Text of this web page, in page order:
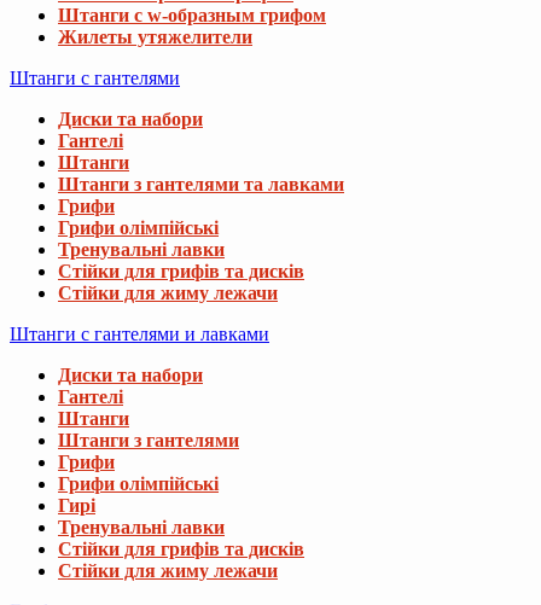
Штанги с w-образным грифом
Жилеты утяжелители
Штанги с гантелями
Диски та набори
Гантелі
Штанги
Штанги з гантелями та лавками
Грифи
Грифи олімпійські
Тренувальні лавки
Стійки для грифів та дисків
Стійки для жиму лежачи
Штанги с гантелями и лавками
Диски та набори
Гантелі
Штанги
Штанги з гантелями
Грифи
Грифи олімпійські
Гирі
Тренувальні лавки
Стійки для грифів та дисків
Стійки для жиму лежачи